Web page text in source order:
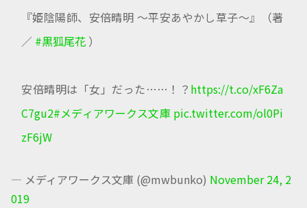
『姫陰陽師、安倍晴明 ～平安あやかし草子～』（著
／ #黒狐尾花 ）
安倍晴明は「女」だった……！？ https://t.co/xF6Za
C7gu2#メディアワークス文庫 pic.twitter.com/ol0Pi
zF6jW
— メディアワークス文庫 (@mwbunko) November 24, 2
019